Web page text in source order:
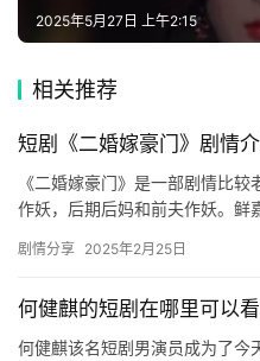
星
剧
剧
场
2025年5月27日 上午2:15
相关推荐
短剧《二婚嫁豪门》剧情
《二婚嫁豪门》是一部剧情比
作妖，后期后妈和前夫作妖。鲜
主演…
剧情分享 2025年2月25日
何健麒的短剧在哪里可以
何健麒该名短剧男演员成为了今